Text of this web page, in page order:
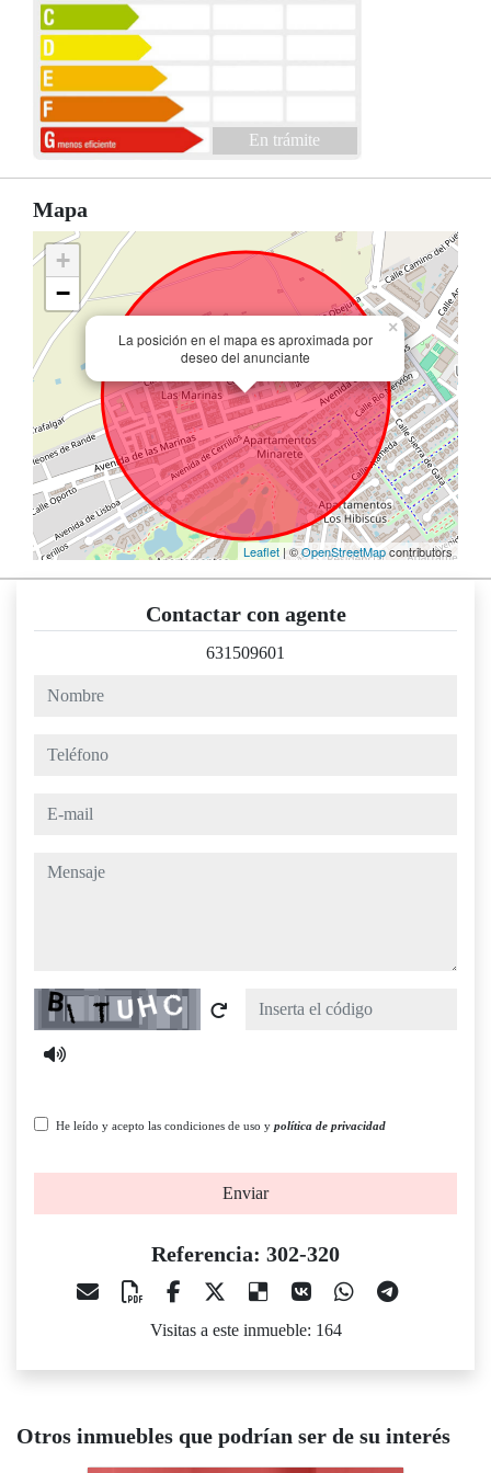
En trámite
Mapa
La posición en el mapa es aproximada por
deseo del anunciante
×
+
−
Leaflet | ©OpenStreetMapcontributors
Contactar con agente
631509601
nombre
teléfono
e-mail
mensaje
Captcha
He leído y acepto las condiciones de uso y política de privacidad
Enviar
Referencia: 302-320
Visitas a este inmueble: 164
Otros inmuebles que podrían ser de su interés